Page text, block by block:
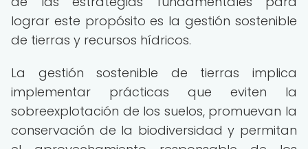
lograr este propósito es la gestión sostenible
de tierras y recursos hídricos.
La gestión sostenible de tierras implica
implementar prácticas que eviten la
sobreexplotación de los suelos, promuevan la
conservación de la biodiversidad y permitan